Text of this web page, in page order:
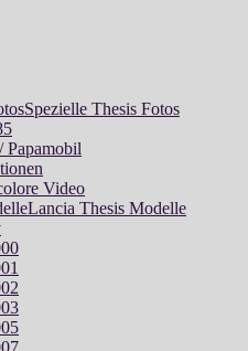
Spezielle Thesis Fotos
Papamobil
Video
Lancia Thesis Modelle